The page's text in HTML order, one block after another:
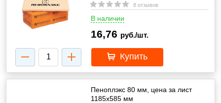
8 отзывов
В наличии
16,76 руб./шт.
Купить
Пеноплэкс 80 мм, цена за лист
1185х585 мм